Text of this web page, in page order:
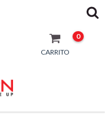
CARRITO
0